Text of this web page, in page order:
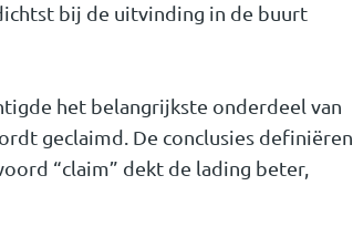
bij de uitvinding in de buurt
het belangrijkste onderdeel van
geclaimd. De conclusies definiëren
“claim” dekt de lading beter,